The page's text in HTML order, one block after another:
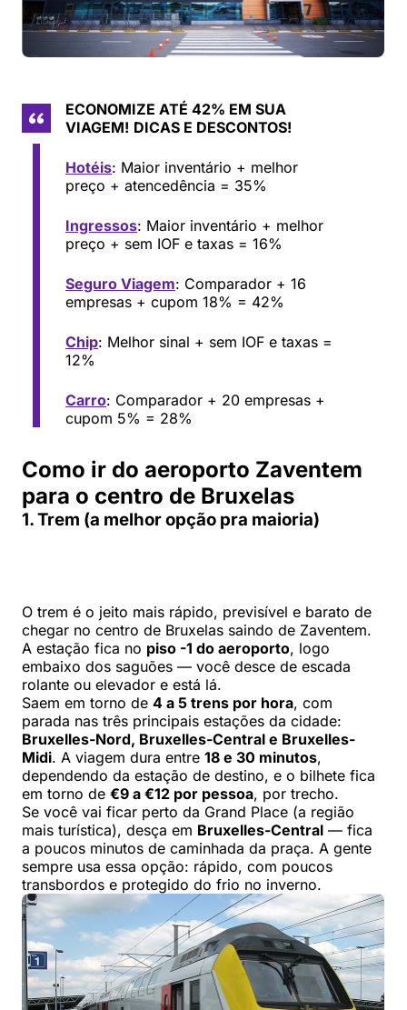
ECONOMIZE ATÉ 42% EM SUA
VIAGEM! DICAS E DESCONTOS!
Hotéis: Maior inventário + melhor
preço + atencedência = 35%
Ingressos: Maior inventário + melhor
preço + sem IOF e taxas = 16%
Seguro Viagem: Comparador + 16
empresas + cupom 18% = 42%
Chip: Melhor sinal + sem IOF e taxas =
12%
Carro: Comparador + 20 empresas +
cupom 5% = 28%
Como ir do aeroporto Zaventem
para o centro de Bruxelas
1. Trem (a melhor opção pra maioria)
O trem é o jeito mais rápido, previsível e barato de
chegar no centro de Bruxelas saindo de Zaventem.
A estação fica no piso -1 do aeroporto, logo
embaixo dos saguões — você desce de escada
rolante ou elevador e está lá.
Saem em torno de 4 a 5 trens por hora, com
parada nas três principais estações da cidade:
Bruxelles-Nord, Bruxelles-Central e Bruxelles-
Midi. A viagem dura entre 18 e 30 minutos,
dependendo da estação de destino, e o bilhete fica
em torno de €9 a €12 por pessoa, por trecho.
Se você vai ficar perto da Grand Place (a região
mais turística), desça em Bruxelles-Central — fica
a poucos minutos de caminhada da praça. A gente
sempre usa essa opção: rápido, com poucos
transbordos e protegido do frio no inverno.